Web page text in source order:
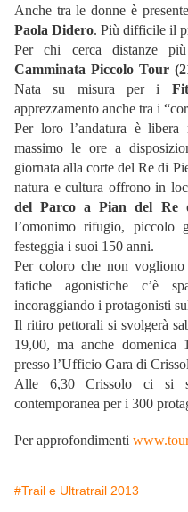
Anche tra le donne è
Paola Didero. Più difficile il
Per chi cerca distanze
Camminata Piccolo Tour
Nata su misura per i
apprezzamento anche tra i
Per loro l’andatura è
massimo le ore a
giornata alla corte del Re di
natura e cultura offrono in
del Parco a Pian del Re
l’omonimo rifugio,
festeggia i suoi 150 anni.
Per coloro che non
fatiche agonistiche c’è
incoraggiando i protagonisti
Il ritiro pettorali si svolgerà
19,00, ma anche domenica
presso l’Ufficio Gara di
Alle 6,30 Crissolo ci si
contemporanea per i 300
Per approfondimenti
#Trail e Ultratrail 2013